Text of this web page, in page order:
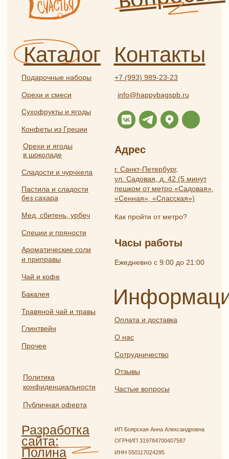
Политика
конфиденциальности
Разработка
сайта:
Полина
Лесневская
ОГРНИП 319784700407587
ИНН 550117024295